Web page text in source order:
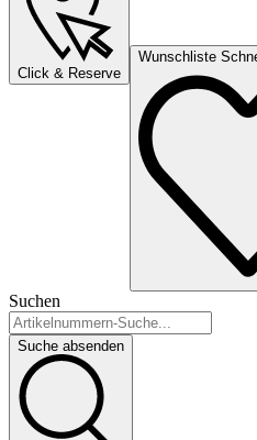
Click & Reserve
Wunschliste
Suchen
Suche absenden